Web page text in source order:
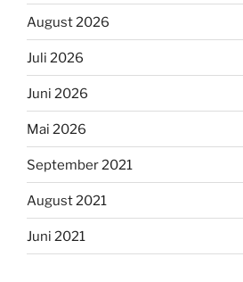
August 2026
Juli 2026
Juni 2026
Mai 2026
September 2021
August 2021
Juni 2021